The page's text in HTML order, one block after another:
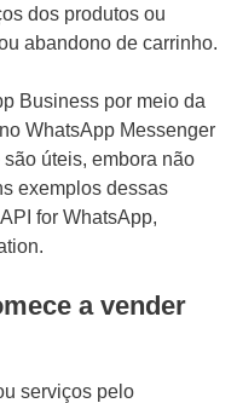
dos produtos ou
abandono de carrinho.
Business por meio da
WhatsApp Messenger
úteis, embora não
exemplos dessas
for WhatsApp,
a vender
serviços pelo